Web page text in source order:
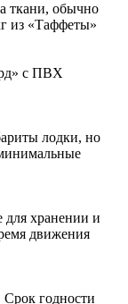
ткани, обычно
из «Таффеты»
с ПВХ
лодки, но
для хранении и
движения
годности